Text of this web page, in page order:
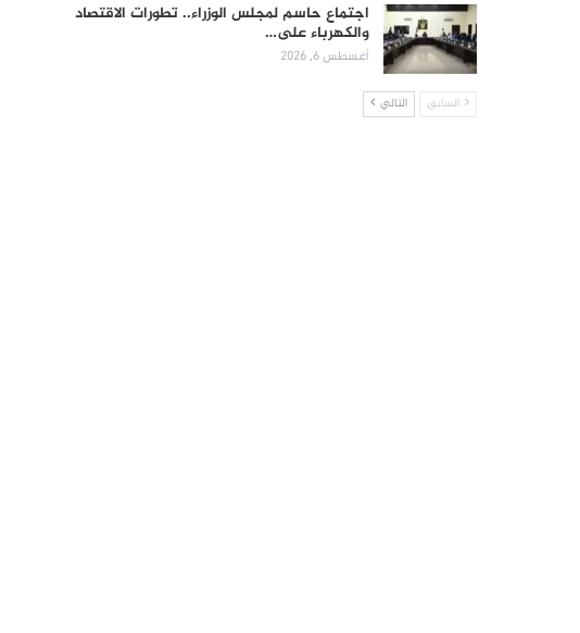
اجتماع حاسم لمجلس الوزراء.. تطورات الاقتصاد
والكهرباء على…
أغسطس 6, 2026
السابق التالي